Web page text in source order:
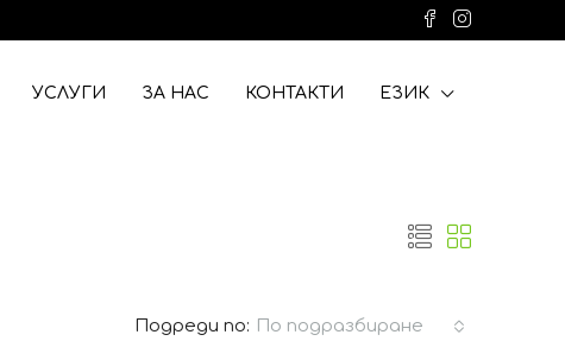
УСЛУГИ ЗА НАС КОНТАКТИ ЕЗИК
Подреди по: По подразбиране